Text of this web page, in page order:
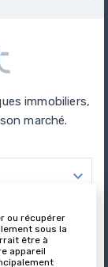
immobiliers,
marché.

ou récupérer
sous la
être à
appareil